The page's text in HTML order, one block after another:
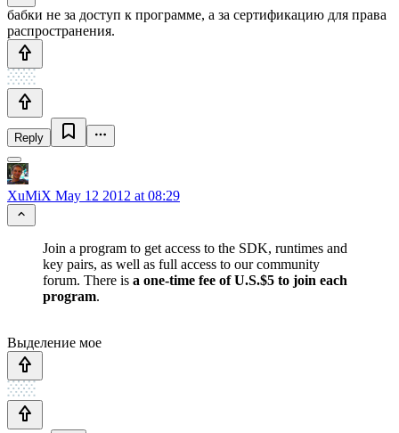
бабки не за доступ к программе, а за сертификацию для права
распространения.
Reply
XuMiX May 12 2012 at 08:29
Join a program to get access to the SDK, runtimes and
key pairs, as well as full access to our community
forum. There is a one-time fee of U.S.$5 to join each
program.
Выделение мое